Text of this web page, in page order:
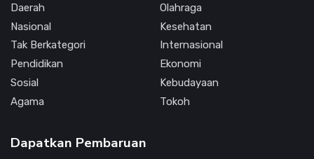
Daerah
Nasional
Tak Berkategori
Pendidikan
Sosial
Agama
Olahraga
Kesehatan
Internasional
Ekonomi
Kebudayaan
Tokoh
Dapatkan Pembaruan